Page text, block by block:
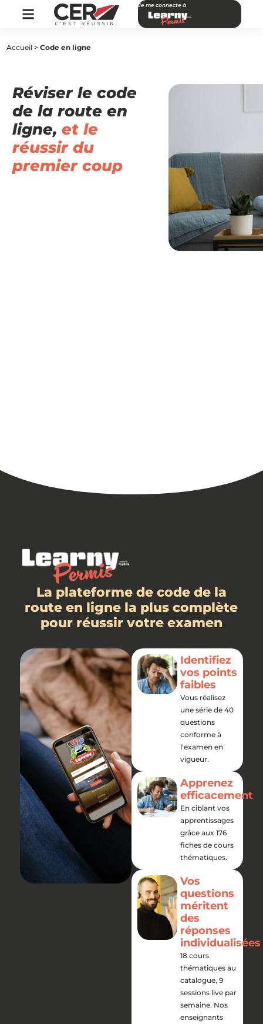
Je me connecte à
Accueil >Code en ligne
Réviser le code
de la route en
ligne,et le
réussir du
premier coup
La plateforme de code de la
route en ligne la plus complète
pour réussir votre examen
Identifiez
vos points
faibles
Vous réalisez
une série de 40
questions
conforme à
l'examen en
vigueur.
Apprenez
efficacement
En ciblant vos
apprentissages
grâce aux 176
fiches de cours
thématiques.
Vos
questions
méritent
des
réponses
individualisées
18 cours
thématiques au
catalogue, 9
sessions live par
semaine. Nos
enseignants